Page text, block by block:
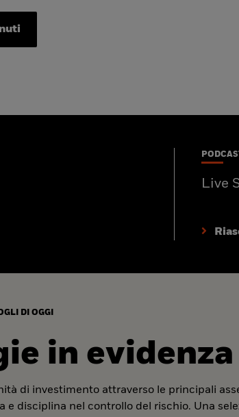
Live
DI OGGI
in evidenza
di investimento attraverso le principali
e disciplina nel controllo del rischio. Una